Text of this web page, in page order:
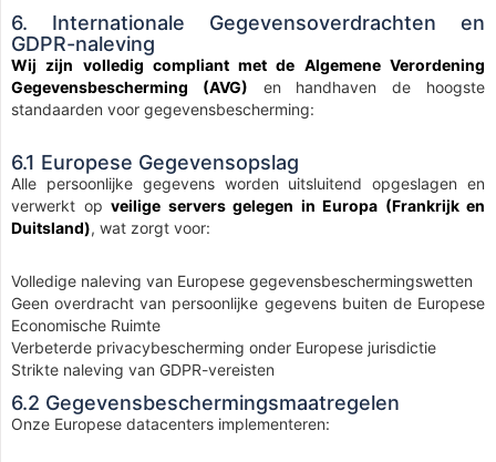
6. Internationale Gegevensoverdrachten en
GDPR-naleving
Wij zijn volledig compliant met de Algemene Verordening
Gegevensbescherming (AVG) en handhaven de hoogste
standaarden voor gegevensbescherming:
6.1 Europese Gegevensopslag
Alle persoonlijke gegevens worden uitsluitend opgeslagen en
verwerkt op veilige servers gelegen in Europa (Frankrijk en
Duitsland), wat zorgt voor:
Volledige naleving van Europese gegevensbeschermingswetten
Geen overdracht van persoonlijke gegevens buiten de Europese
Economische Ruimte
Verbeterde privacybescherming onder Europese jurisdictie
Strikte naleving van GDPR-vereisten
6.2 Gegevensbeschermingsmaatregelen
Onze Europese datacenters implementeren: